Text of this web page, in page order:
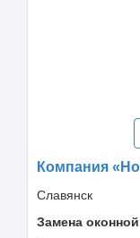
Компания
Славянск
Замена